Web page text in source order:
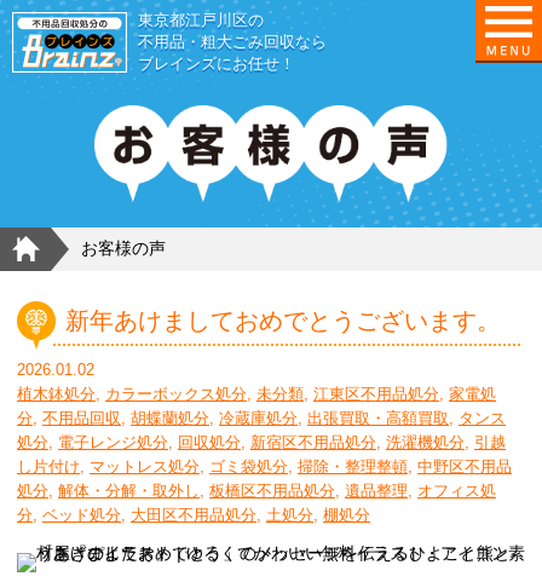
東京都江戸川区の
不用品・粗大ごみ回収なら
ブレインズにお任せ！
HOME
お客様の声
新年あけましておめでとうございます。
2026.01.02
植木鉢処分, カラーボックス処分, 未分類, 江東区不用品処分, 家電処
分, 不用品回収, 胡蝶蘭処分, 冷蔵庫処分, 出張買取・高額買取, タンス
処分, 電子レンジ処分, 回収処分, 新宿区不用品処分, 洗濯機処分, 引越
し片付け, マットレス処分, ゴミ袋処分, 掃除・整理整頓, 中野区不用品
処分, 解体・分解・取外し , 板橋区不用品処分, 遺品整理, オフィス処
分, ベッド処分, 大田区不用品処分, 土処分, 棚処分